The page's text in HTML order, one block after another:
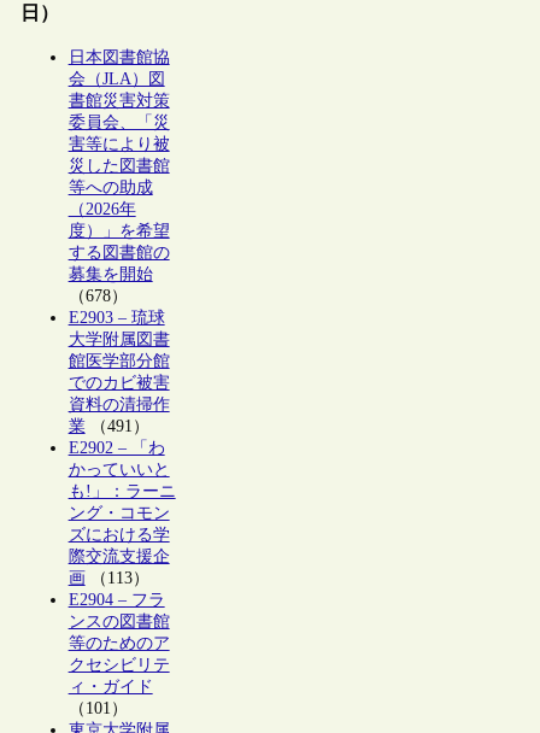
日）
日本図書館協
会（JLA）図
書館災害対策
委員会、「災
害等により被
災した図書館
等への助成
（2026年
度）」を希望
する図書館の
募集を開始
（678）
E2903 – 琉球
大学附属図書
館医学部分館
でのカビ被害
資料の清掃作
業（491）
E2902 – 「わ
かっていいと
も!」：ラーニ
ング・コモン
ズにおける学
際交流支援企
画（113）
E2904 – フラ
ンスの図書館
等のためのア
クセシビリテ
ィ・ガイド
（101）
東京大学附属